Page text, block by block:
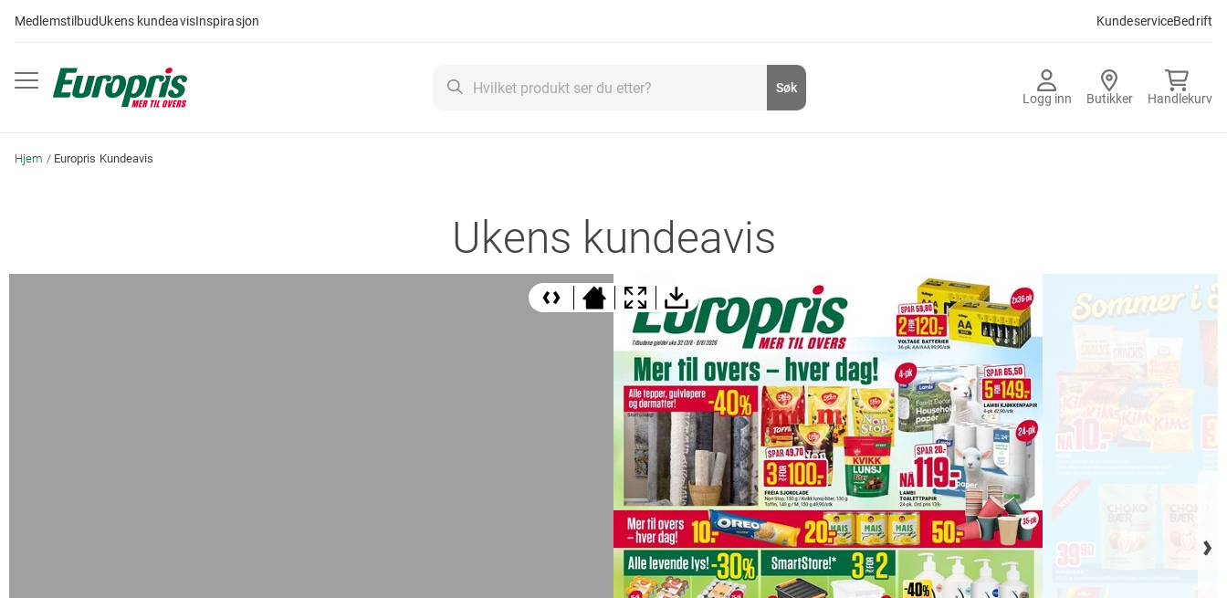
til
MedlemstilbudUkens kundeavisInspirasjon KundeserviceBedrift
Logg inn Butikker Handlekurv
Søk
Hjem Europris Kundeavis
Ukens kundeavis